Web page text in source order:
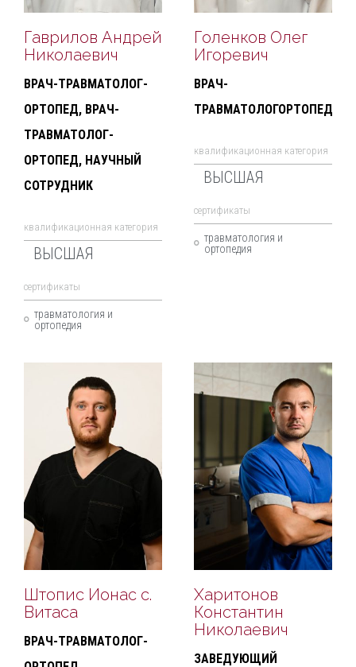
Гаврилов Андрей
Николаевич
ВРАЧ-ТРАВМАТОЛОГ-
ОРТОПЕД, ВРАЧ-
ТРАВМАТОЛОГ-
ОРТОПЕД, НАУЧНЫЙ
СОТРУДНИК
квалификационная категория
ВЫСШАЯ
cертификаты
травматология и
ортопедия
Голенков Олег
Игоревич
ВРАЧ-
ТРАВМАТОЛОГОРТОПЕД
квалификационная категория
ВЫСШАЯ
cертификаты
травматология и
ортопедия
Штопис Ионас с.
Витаса
ВРАЧ-ТРАВМАТОЛОГ-
Харитонов
Константин
Николаевич
ЗАВЕДУЮЩИЙ